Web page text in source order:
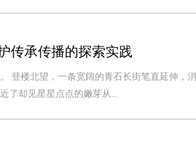
传承传播的探索实践
登楼北望，一条宽阔的青石长街笔直延伸，
了却见星星点点的嫩芽从...